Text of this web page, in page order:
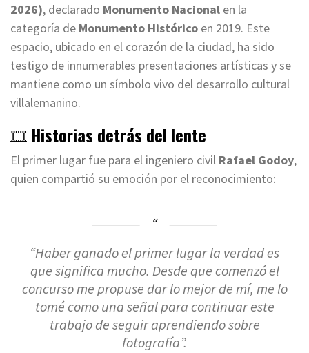
2026), declarado Monumento Nacional en la
categoría de Monumento Histórico en 2019. Este
espacio, ubicado en el corazón de la ciudad, ha sido
testigo de innumerables presentaciones artísticas y se
mantiene como un símbolo vivo del desarrollo cultural
villalemanino.
🎞️ Historias detrás del lente
El primer lugar fue para el ingeniero civil Rafael Godoy,
quien compartió su emoción por el reconocimiento:
“Haber ganado el primer lugar la verdad es
que significa mucho. Desde que comenzó el
concurso me propuse dar lo mejor de mí, me lo
tomé como una señal para continuar este
trabajo de seguir aprendiendo sobre
fotografía”.